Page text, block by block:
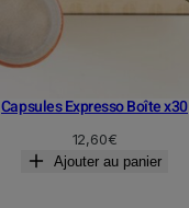
Capsules Expresso Boîte x30
12,60€
Ajouter au panier